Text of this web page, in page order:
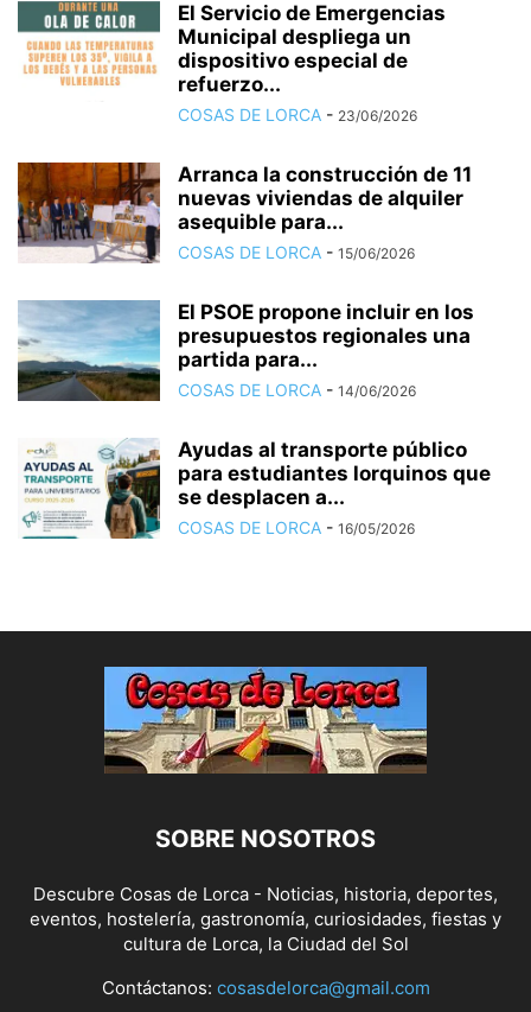
El Servicio de Emergencias
Municipal despliega un
dispositivo especial de
refuerzo...
COSAS DE LORCA - 23/06/2026
Arranca la construcción de 11
nuevas viviendas de alquiler
asequible para...
COSAS DE LORCA - 15/06/2026
El PSOE propone incluir en los
presupuestos regionales una
partida para...
COSAS DE LORCA - 14/06/2026
Ayudas al transporte público
para estudiantes lorquinos que
se desplacen a...
COSAS DE LORCA - 16/05/2026
SOBRE NOSOTROS
Descubre Cosas de Lorca - Noticias, historia, deportes,
eventos, hostelería, gastronomía, curiosidades, fiestas y
cultura de Lorca, la Ciudad del Sol
Contáctanos: cosasdelorca@gmail.com